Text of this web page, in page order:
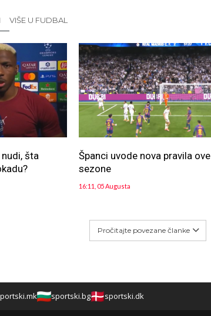
VIŠE U FUDBAL
šta
Španci uvode nova pravila ove
sezone
16:11, 05 Augusta
Pročitajte povezane članke
sportski.bg sportski.dk